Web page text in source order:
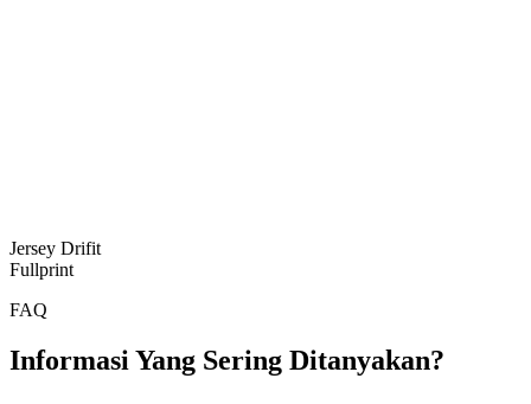
Jersey Drifit
Fullprint
FAQ
Informasi Yang Sering Ditanyakan?